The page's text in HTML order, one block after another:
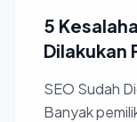
5
Dilakukan
SEO Sudah
Banyak